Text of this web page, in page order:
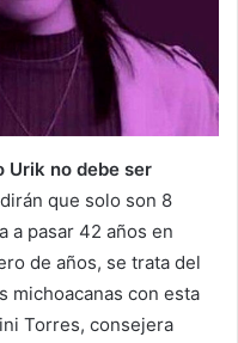
Urik no debe ser
que solo son 8
a pasar 42 años en
de años, se trata del
michoacanas con esta
Torres, consejera